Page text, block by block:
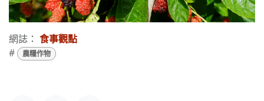
網誌： 食事觀點
#
農糧作物